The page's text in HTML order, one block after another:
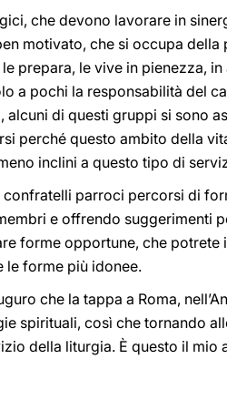
che devono lavorare in
motivato, che si occupa
prepara, le vive in pienezza,
a pochi la responsabilità del
di questi gruppi si sono
perché questo ambito della
inclini a questo tipo di
parroci percorsi di
e offrendo suggerimenti
forme opportune, che potrete
le forme più idonee.
che la tappa a Roma,
spirituali, così che tornando
della liturgia. È questo il mio